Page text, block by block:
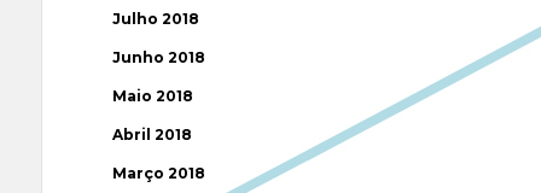
Julho 2018
Junho 2018
Maio 2018
Abril 2018
Março 2018